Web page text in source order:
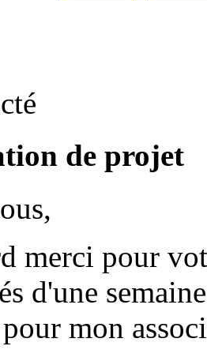
de projet
merci pour
d'une
mon